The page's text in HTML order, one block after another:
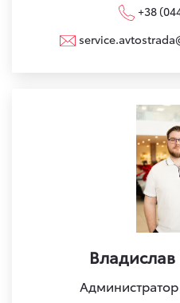
+38
Администратор